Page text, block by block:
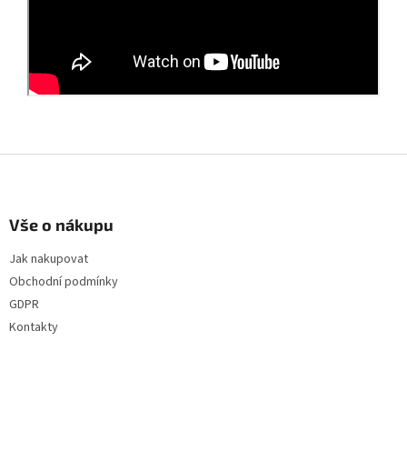
Vše o nákupu
Jak nakupovat
Obchodní podmínky
GDPR
Kontakty